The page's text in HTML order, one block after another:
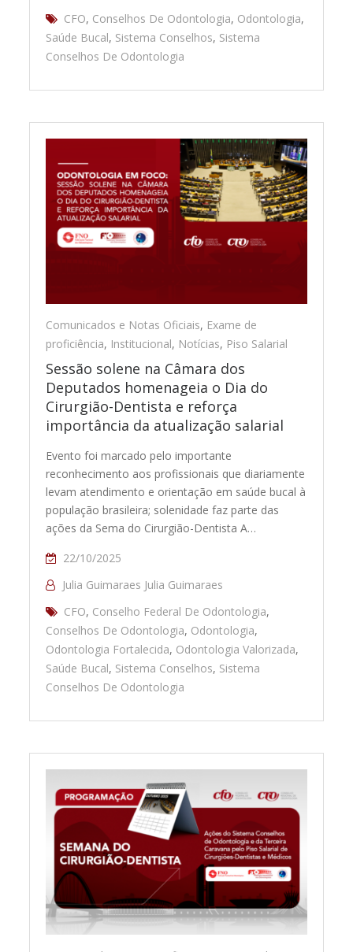
CFO, Conselhos De Odontologia, Odontologia,
Saúde Bucal, Sistema Conselhos, Sistema
Conselhos De Odontologia
Comunicados e Notas Oficiais, Exame de
proficiência, Institucional, Notícias, Piso Salarial
Sessão solene na Câmara dos
Deputados homenageia o Dia do
Cirurgião-Dentista e reforça
importância da atualização salarial
Evento foi marcado pelo importante
reconhecimento aos profissionais que diariamente
levam atendimento e orientação em saúde bucal à
população brasileira; solenidade faz parte das
ações da Sema do Cirurgião-Dentista A…
22/10/2025
Julia Guimaraes Julia Guimaraes
CFO, Conselho Federal De Odontologia,
Conselhos De Odontologia, Odontologia,
Odontologia Fortalecida, Odontologia Valorizada,
Saúde Bucal, Sistema Conselhos, Sistema
Conselhos De Odontologia